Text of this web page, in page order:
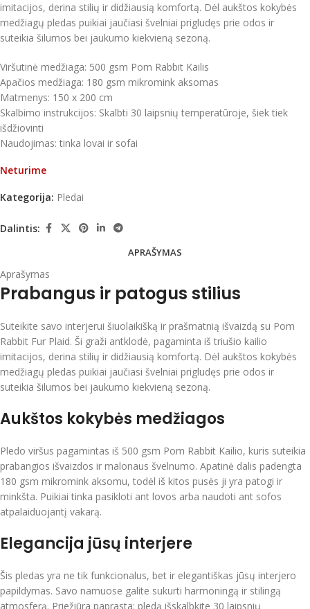
imitacijos, derina stilių ir didžiausią komfortą. Dėl aukštos kokybės
medžiagų pledas puikiai jaučiasi švelniai prigludęs prie odos ir
suteikia šilumos bei jaukumo kiekvieną sezoną.
Viršutinė medžiaga: 500 gsm Pom Rabbit Kailis
Apačios medžiaga: 180 gsm mikromink aksomas
Matmenys: 150 x 200 cm
Skalbimo instrukcijos: Skalbti 30 laipsnių temperatūroje, šiek tiek
išdžiovinti
Naudojimas: tinka lovai ir sofai
Neturime
Kategorija: Pledai
Dalintis:
APRAŠYMAS
Aprašymas
Prabangus ir patogus stilius
Suteikite savo interjerui šiuolaikišką ir prašmatnią išvaizdą su Pom
Rabbit Fur Plaid. Ši graži antklodė, pagaminta iš triušio kailio
imitacijos, derina stilių ir didžiausią komfortą. Dėl aukštos kokybės
medžiagų pledas puikiai jaučiasi švelniai prigludęs prie odos ir
suteikia šilumos bei jaukumo kiekvieną sezoną.
Aukštos kokybės medžiagos
Pledo viršus pagamintas iš 500 gsm Pom Rabbit Kailio, kuris suteikia
prabangios išvaizdos ir malonaus švelnumo. Apatinė dalis padengta
180 gsm mikromink aksomu, todėl iš kitos pusės ji yra patogi ir
minkšta. Puikiai tinka pasikloti ant lovos arba naudoti ant sofos
atpalaiduojantį vakarą.
Elegancija jūsų interjere
Šis pledas yra ne tik funkcionalus, bet ir elegantiškas jūsų interjero
papildymas. Savo namuose galite sukurti harmoningą ir stilingą
atmosferą. Priežiūra paprasta: pledą išskalbkite 30 laipsnių